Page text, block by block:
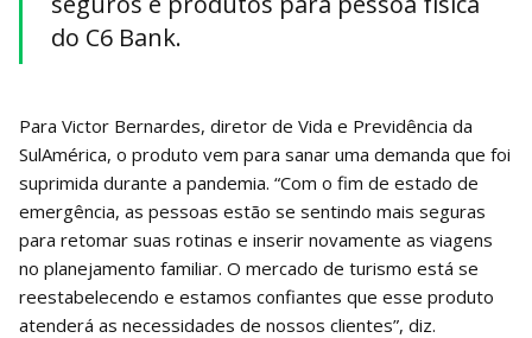
do C6 Bank.
Para Victor Bernardes, diretor de Vida e Previdência da
SulAmérica, o produto vem para sanar uma demanda que foi
suprimida durante a pandemia. “Com o fim de estado de
emergência, as pessoas estão se sentindo mais seguras
para retomar suas rotinas e inserir novamente as viagens
no planejamento familiar. O mercado de turismo está se
reestabelecendo e estamos confiantes que esse produto
atenderá as necessidades de nossos clientes”, diz.